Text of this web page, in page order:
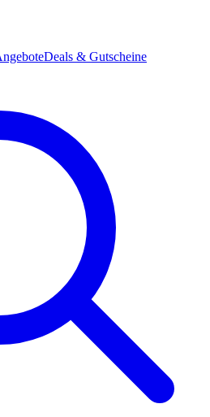
Deals & Gutscheine